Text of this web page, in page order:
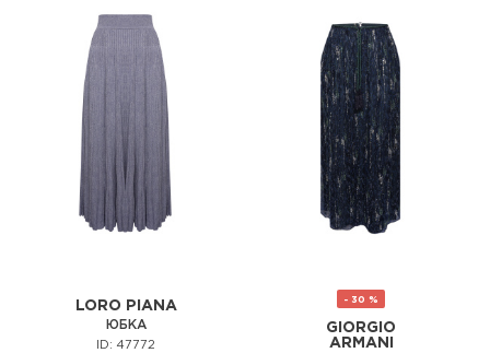
LORO PIANA
ЮБКА
ID: 47772
- 30 %
GIORGIO
ARMANI